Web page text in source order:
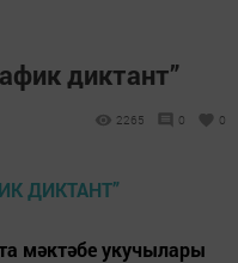
диктант”
2265 0 0
мәктәбе укучылары